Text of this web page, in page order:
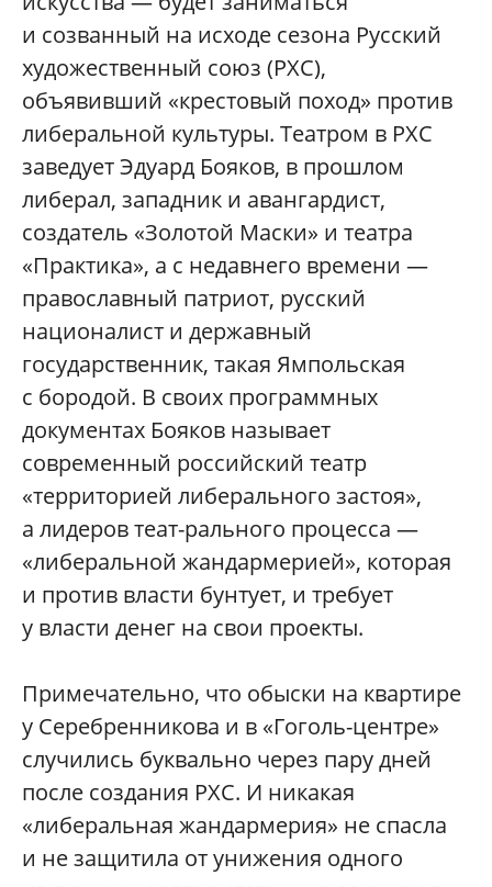
и созванный на исходе сезона Русский
художественный союз (РХС),
объявивший «крестовый поход» против
либеральной культуры. Театром в РХС
заведует Эдуард Бояков, в прошлом
либерал, западник и авангардист,
создатель «Золотой Маски» и театра
«Практика», а с недавнего времени —
православный патриот, русский
националист и державный
государственник, такая Ямпольская
с бородой. В своих программных
документах Бояков называет
современный российский театр
«территорией либерального застоя»,
а лидеров теат-рального процесса —
«либеральной жандармерией», которая
и против власти бунтует, и требует
у власти денег на свои проекты.
Примечательно, что обыски на квартире
у Серебренникова и в «Гоголь-центре»
случились буквально через пару дней
после создания РХС. И никакая
«либеральная жандармерия» не спасла
и не защитила от унижения одного